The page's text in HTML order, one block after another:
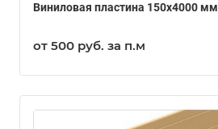
Виниловая пластина 150х4000 мм
от 500 руб. за п.м